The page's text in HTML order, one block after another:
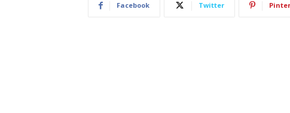
Facebook Twitter